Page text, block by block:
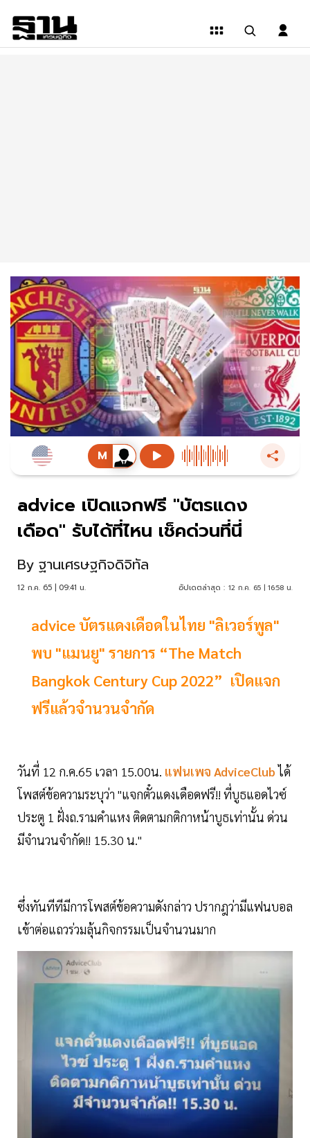
advice เปิดแจกฟรี "บัตรแดง
เดือด" รับได้ที่ไหน เช็คด่วนที่นี่
By ฐานเศรษฐกิจดิจิทัล
12 ก.ค. 65 | 09:41 น. อัปเดตล่าสุด : 12 ก.ค. 65 | 16:58 น.
advice บัตรแดงเดือดในไทย "ลิเวอร์พูล"
พบ "แมนยู" รายการ “The Match
Bangkok Century Cup 2022” เปิดแจก
ฟรีแล้วจำนวนจำกัด
วันที่ 12 ก.ค.65 เวลา 15.00น. แฟนเพจ AdviceClubได้
โพสต์ข้อความระบุว่า "แจกตั๋วแดงเดือดฟรี!! ที่บูธแอดไวซ์
ประตู 1 ฝั่งถ.รามคำแหง ติดตามกติกาหน้าบูธเท่านั้น ด่วน
มีจำนวนจำกัด!! 15.30 น."
ซึ่งทันทีทีมีการโพสต์ข้อความดังกล่าว ปรากฎว่ามีแฟนบอล
เข้าต่อแถวร่วมลุ้นกิจกรรมเป็นจำนวนมาก